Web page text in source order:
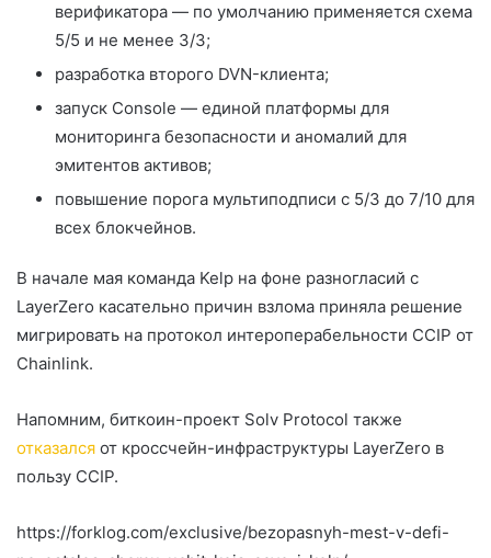
верификатора — по умолчанию применяется схема
5/5 и не менее 3/3;
разработка второго DVN-клиента;
запуск Console — единой платформы для
мониторинга безопасности и аномалий для
эмитентов активов;
повышение порога мультиподписи с 5/3 до 7/10 для
всех блокчейнов.
В начале мая команда Kelp на фоне разногласий с
LayerZero касательно причин взлома приняла решение
мигрировать на протокол интероперабельности CCIP от
Chainlink.
Напомним, биткоин-проект Solv Protocol также
отказался от кроссчейн-инфраструктуры LayerZero в
пользу CCIP.
https://forklog.com/exclusive/bezopasnyh-mest-v-defi-